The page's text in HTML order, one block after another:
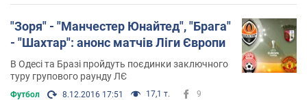
"Зоря" - "Манчестер Юнайтед", "Брага"
- "Шахтар": анонс матчів Ліги Європи
В Одесі та Бразі пройдуть поєдинки заключного
туру групового раунду ЛЄ
Футбол 8.12.2016 17:51 17,1 т. 9